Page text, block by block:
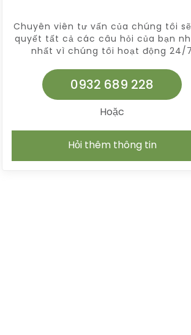
Chuyên viên tư vấn của chúng tôi
quyết tất cả các câu hỏi của bạn
nhất vì chúng tôi hoạt động 24/7
0932 689 228
Hoặc
Hỏi thêm thông tin